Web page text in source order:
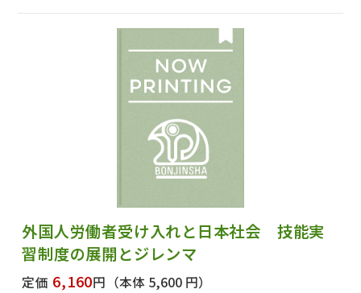
外国人労働者受け入れと日本社会 技能実
習制度の展開とジレンマ
定価 6,160円 （本体 5,600 円）